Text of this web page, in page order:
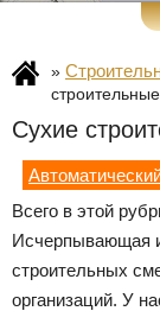
»
Сухие
Всего в этой
Исчерпывающая
строительных
организаций. У